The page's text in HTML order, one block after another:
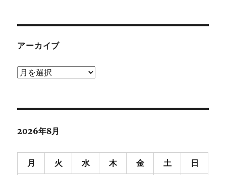
アーカイブ
ア
ブ
2026年8月
月 火 水 木 金 土 日